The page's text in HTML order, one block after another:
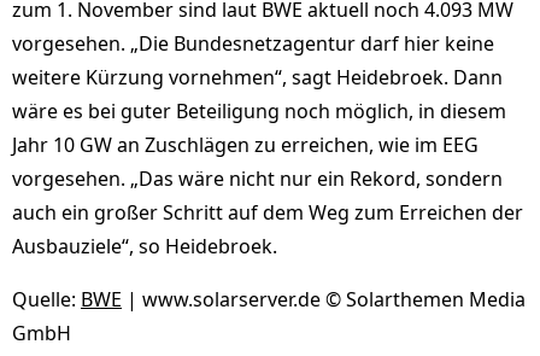
zum 1. November sind laut BWE aktuell noch 4.093 MW
vorgesehen. „Die Bundesnetzagentur darf hier keine
weitere Kürzung vornehmen“, sagt Heidebroek. Dann
wäre es bei guter Beteiligung noch möglich, in diesem
Jahr 10 GW an Zuschlägen zu erreichen, wie im EEG
vorgesehen. „Das wäre nicht nur ein Rekord, sondern
auch ein großer Schritt auf dem Weg zum Erreichen der
Ausbauziele“, so Heidebroek.
Quelle: BWE | www.solarserver.de © Solarthemen Media
GmbH